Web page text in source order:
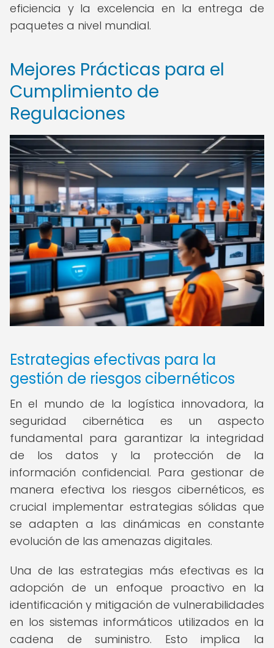
eficiencia y la excelencia en la entrega de
paquetes a nivel mundial.
Mejores Prácticas para el
Cumplimiento de
Regulaciones
Estrategias efectivas para la
gestión de riesgos cibernéticos
En el mundo de la logística innovadora, la
seguridad cibernética es un aspecto
fundamental para garantizar la integridad
de los datos y la protección de la
información confidencial. Para gestionar de
manera efectiva los riesgos cibernéticos, es
crucial implementar estrategias sólidas que
se adapten a las dinámicas en constante
evolución de las amenazas digitales.
Una de las estrategias más efectivas es la
adopción de un enfoque proactivo en la
identificación y mitigación de vulnerabilidades
en los sistemas informáticos utilizados en la
cadena de suministro. Esto implica la